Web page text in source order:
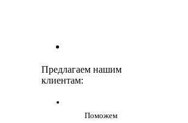
Предлагаем нашим
клиентам:
Поможем